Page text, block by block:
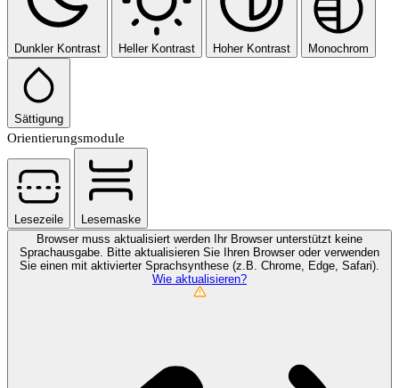
Dunkler Kontrast Heller Kontrast Hoher Kontrast Monochrom
Sättigung
Orientierungsmodule
Lesezeile
Lesemaske
Browser muss aktualisiert werden
Ihr Browser unterstützt keine
Sprachausgabe. Bitte aktualisieren Sie Ihren Browser oder verwenden
Sie einen mit aktivierter Sprachsynthese (z.B. Chrome, Edge, Safari).
Wie aktualisieren?